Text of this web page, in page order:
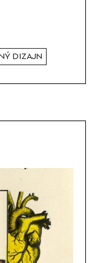
DIZAJN